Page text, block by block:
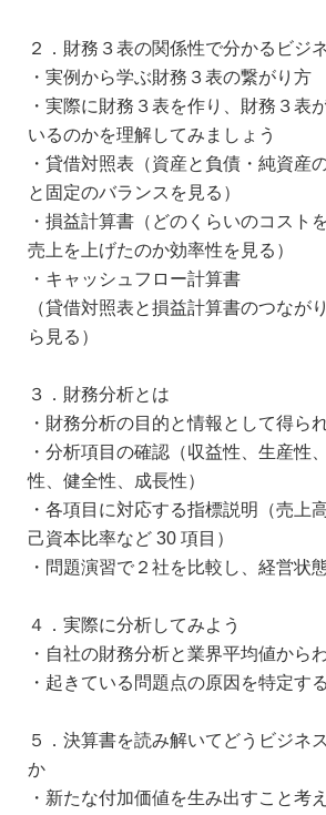
２．財務３表の関係性で分かるビジ
・実例から学ぶ財務３表の繋がり方
・実際に財務３表を作り、財務３表
いるのかを理解してみましょう
・貸借対照表（資産と負債・純資産
と固定のバランスを見る）
・損益計算書（どのくらいのコスト
売上を上げたのか効率性を見る）
・キャッシュフロー計算書
（貸借対照表と損益計算書のつなが
ら見る）
３．財務分析とは
・財務分析の目的と情報として得ら
・分析項目の確認（収益性、生産性
性、健全性、成長性）
・各項目に対応する指標説明（売上
己資本比率など 30 項目）
・問題演習で２社を比較し、経営状
４．実際に分析してみよう
・自社の財務分析と業界平均値から
・起きている問題点の原因を特定す
５．決算書を読み解いてどうビジネ
か
・新たな付加価値を生み出すこと考